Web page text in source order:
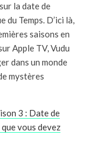
la date de
Temps. D’ici là,
saisons en
Apple TV, Vudu
dans un monde
mystères
3 : Date de
vous devez